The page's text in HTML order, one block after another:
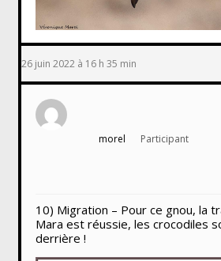
26 juin 2022 à 16 h 35 min
morel Participant
10) Migration – Pour ce gnou, la
Mara est réussie, les crocodiles
derrière !